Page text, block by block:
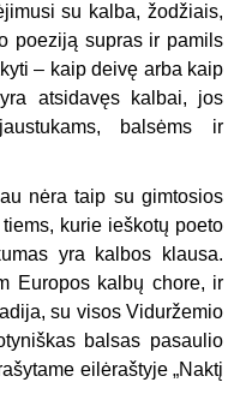
su kalba, žodžiais,
poeziją supras ir pamils
– kaip deivę arba kaip
atsidavęs kalbai, jos
balsėms ir
nėra taip su gimtosios
kurie ieškotų poeto
yra kalbos klausa.
Europos kalbų chore, ir
su visos Viduržemio
balsas pasaulio
eilėraštyje „Naktį